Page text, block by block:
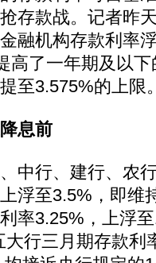
存款战。记者昨
融机构存款利率
高了一年期及以
至3.575%的上限
息前
行、建行、农
浮至3.5%，即维
率3.25%，上浮
行三月期存款利